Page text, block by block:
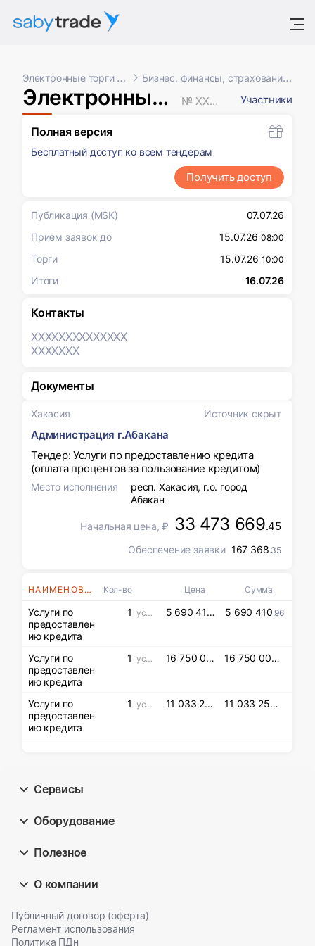
Электронные торги и закупки Бизнес, финансы, страхование, маркетинг
Электронный аукцион № XXXXXXX Участники
Хакасия Источник скрыт
Администрация г.Абакана
Тендер: Услуги по предоставлению кредита
(оплата процентов за пользование кредитом)
Место исполнения
респ. Хакасия, г.о. город
Абакан
Начальная цена, ₽ 33 473 669.45
Обеспечение заявки 167 368.35
НАИМЕНОВАНИЯ Кол-во Цена Сумма
Услуги по
предоставлен
ию кредита
1 усл. ед 5 690 410.96 5 690 410.96
Услуги по
предоставлен
ию кредита
1 усл. ед 16 750 000 .01 16 750 000.01
Услуги по
предоставлен
ию кредита
1 усл. ед 11 033 258 .48 11 033 258.48
Полная версия
Бесплатный доступ ко всем тендерам
Получить доступ
Публикация (MSK)
07.07.26
Прием заявок до
15.07.26 08:00
Торги 15.07.26 10:00
Итоги 16.07.26
Контакты
XXXXXXXXXXXXXX
XXXXXXX
Документы
Сервисы
Оборудование
Полезное
О компании
Публичный договор (оферта)
Регламент использования
Политика ПДн